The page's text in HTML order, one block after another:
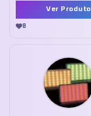
Ver Produto
8